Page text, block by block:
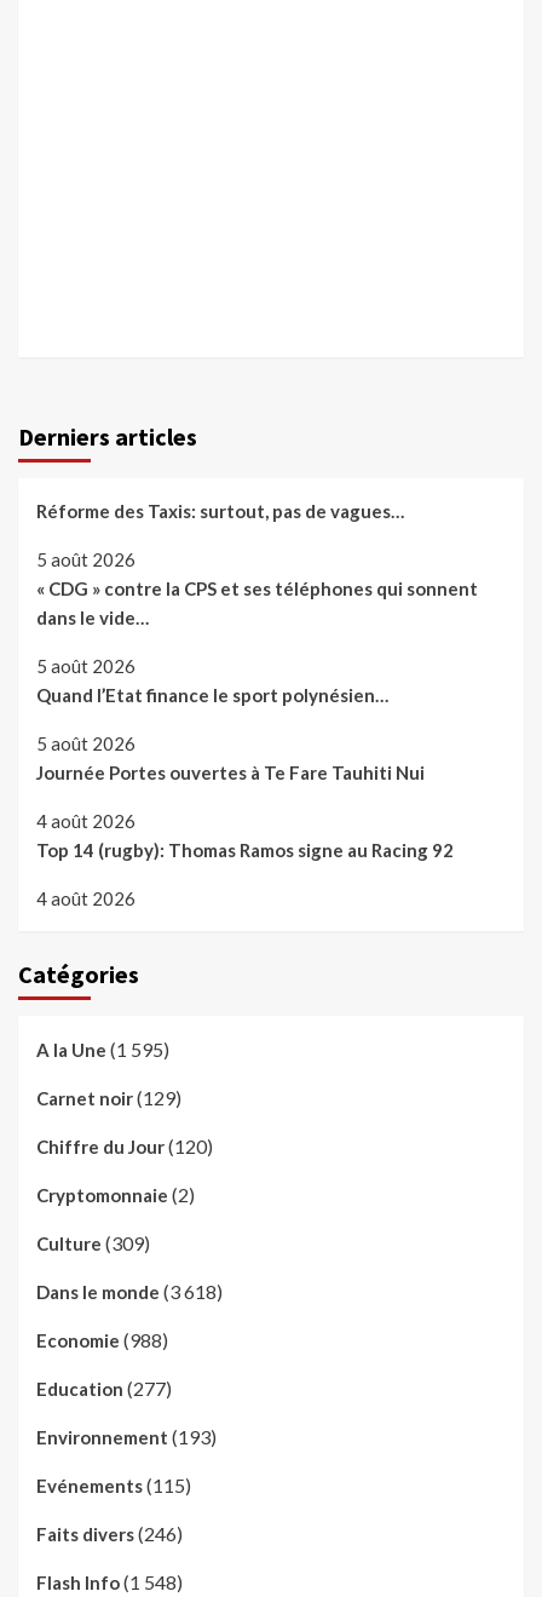
Derniers articles
Réforme des Taxis: surtout, pas de vagues…
5 août 2026
« CDG » contre la CPS et ses téléphones qui sonnent
dans le vide…
5 août 2026
Quand l’Etat finance le sport polynésien…
5 août 2026
Journée Portes ouvertes à Te Fare Tauhiti Nui
4 août 2026
Top 14 (rugby): Thomas Ramos signe au Racing 92
4 août 2026
Catégories
A la Une (1 595)
Carnet noir(129)
Chiffre du Jour(120)
Cryptomonnaie (2)
Culture (309)
Dans le monde (3 618)
Economie (988)
Education (277)
Environnement (193)
Evénements(115)
Faits divers(246)
Flash Info(1 548)